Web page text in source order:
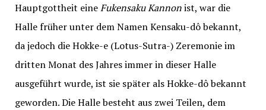
Hauptgottheit eineFukensaku Kannonist, war die
Halle früher unter dem Namen Kensaku-dô bekannt,
da jedoch die Hokke-e (Lotus-Sutra-) Zeremonie im
dritten Monat des Jahres immer in dieser Halle
ausgeführt wurde, ist sie später als Hokke-dô bekannt
geworden. Die Halle besteht aus zwei Teilen, dem